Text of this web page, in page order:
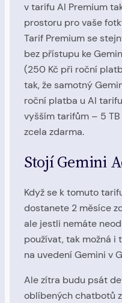
v tarifu AI Premium
prostoru pro vaše
Tarif Premium se
bez přístupu ke
(250 Kč při roční
tak, že samotný
roční platba u AI
vyšším tarifům – 5 TB
zcela zdarma.
Stojí Gemini
Když se k tomuto
dostanete 2 měsíce
ale jestli nemáte
používat, tak možná i
na uvedení Gemini v
Ale zítra budu psát
oblíbených chatbotů